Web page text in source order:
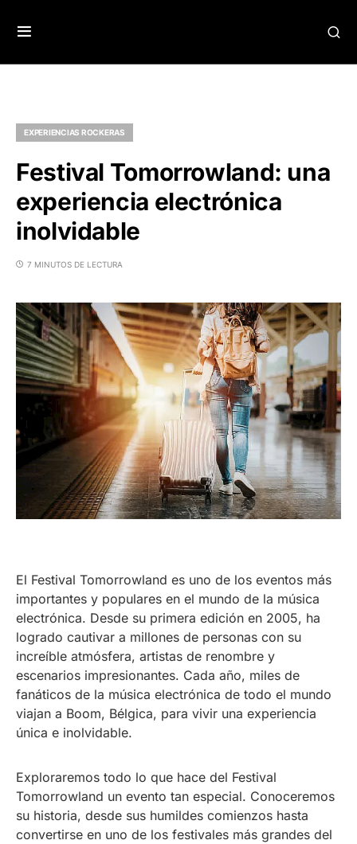
EXPERIENCIAS ROCKERAS
Festival Tomorrowland: una
experiencia electrónica
inolvidable
7 MINUTOS DE LECTURA
El Festival Tomorrowland es uno de los eventos más
importantes y populares en el mundo de la música
electrónica. Desde su primera edición en 2005, ha
logrado cautivar a millones de personas con su
increíble atmósfera, artistas de renombre y
escenarios impresionantes. Cada año, miles de
fanáticos de la música electrónica de todo el mundo
viajan a Boom, Bélgica, para vivir una experiencia
única e inolvidable.
Exploraremos todo lo que hace del Festival
Tomorrowland un evento tan especial. Conoceremos
su historia, desde sus humildes comienzos hasta
convertirse en uno de los festivales más grandes del